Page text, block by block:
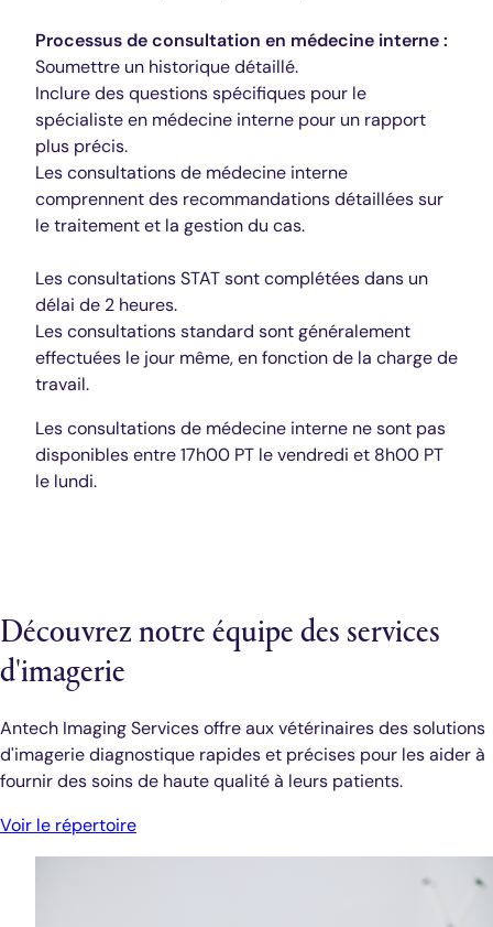
Processus de consultation en médecine interne :
Soumettre un historique détaillé.
Inclure des questions spécifiques pour le
spécialiste en médecine interne pour un rapport
plus précis.
Les consultations de médecine interne
comprennent des recommandations détaillées sur
le traitement et la gestion du cas.
Les consultations STAT sont complétées dans un
délai de 2 heures.
Les consultations standard sont généralement
effectuées le jour même, en fonction de la charge de
travail.
Les consultations de médecine interne ne sont pas
disponibles entre 17h00 PT le vendredi et 8h00 PT
le lundi.
Découvrez notre équipe des services
d'imagerie
Antech Imaging Services offre aux vétérinaires des solutions
d'imagerie diagnostique rapides et précises pour les aider à
fournir des soins de haute qualité à leurs patients.
Voir le répertoire